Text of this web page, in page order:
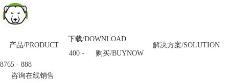
产品/PRODUCT 解决方案/SOLUTION
下载/DOWNLOAD
购买/BUYNOW
400 -
8765 - 888
咨询在线销售